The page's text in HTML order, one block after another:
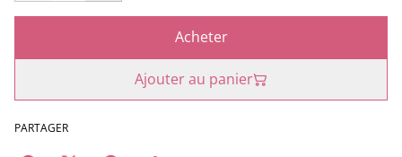
Acheter
Ajouter au panier
PARTAGER